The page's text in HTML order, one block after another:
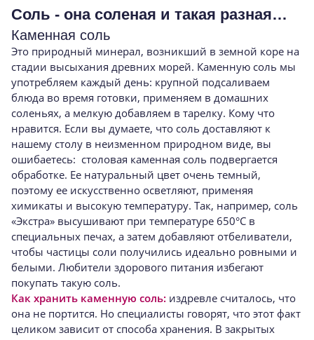
Соль - она соленая и такая разная…
Каменная соль
Это природный минерал, возникший в земной коре на
стадии высыхания древних морей. Каменную соль мы
употребляем каждый день: крупной подсаливаем
блюда во время готовки, применяем в домашних
соленьях, а мелкую добавляем в тарелку. Кому что
нравится. Если вы думаете, что соль доставляют к
нашему столу в неизменном природном виде, вы
ошибаетесь: столовая каменная соль подвергается
обработке. Ее натуральный цвет очень темный,
поэтому ее искусственно осветляют, применяя
химикаты и высокую температуру. Так, например, соль
«Экстра» высушивают при температуре 650°С в
специальных печах, а затем добавляют отбеливатели,
чтобы частицы соли получились идеально ровными и
белыми. Любители здорового питания избегают
покупать такую соль.
Как хранить каменную соль: издревле считалось, что
она не портится. Но специалисты говорят, что этот факт
целиком зависит от способа хранения. В закрытых